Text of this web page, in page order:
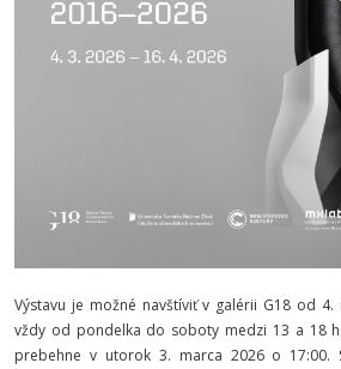
Výstavu je možné navštíviť v galérii G18 od
vždy od pondelka do soboty medzi 13 a 18
prebehne v utorok 3. marca 2026 o 17:00.